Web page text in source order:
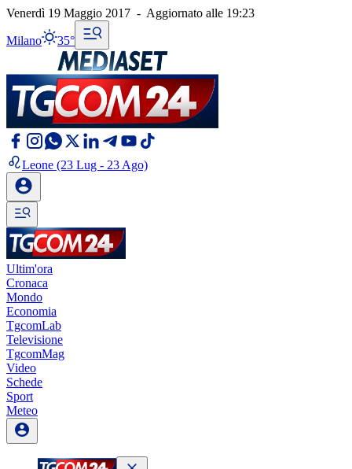
Venerdì 19 Maggio 2017 - Aggiornato alle 19:23
Milano 35°
Leone (23 Lug - 23 Ago)
Ultim'ora
Cronaca
Mondo
Economia
TgcomLab
Televisione
TgcomMag
Video
Schede
Sport
Meteo